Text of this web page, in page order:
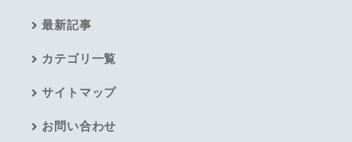
最新記事
カテゴリ一覧
サイトマップ
お問い合わせ